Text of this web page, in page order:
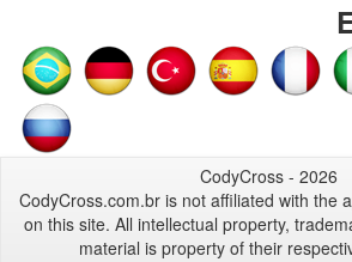
CodyCross - 2026
CodyCross.com.br is not affiliated with the
on this site. All intellectual property,
material is property of their